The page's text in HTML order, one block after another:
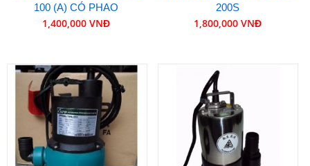
100 (A) CÓ PHAO
1,400,000 VNĐ
200S
1,800,000 VNĐ